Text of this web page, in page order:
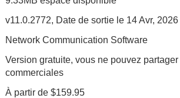
v11.0.2772, Date de sortie le 14 Avr, 2026
Network Communication Software
Version gratuite, vous ne pouvez
commerciales
À partir de $159.95